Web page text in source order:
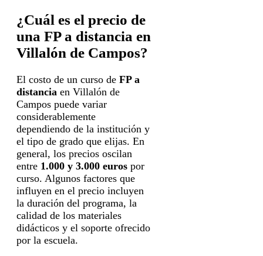
¿Cuál es el precio de
una FP a distancia en
Villalón de Campos?
El costo de un curso de FP a
distancia en Villalón de
Campos puede variar
considerablemente
dependiendo de la institución y
el tipo de grado que elijas. En
general, los precios oscilan
entre 1.000 y 3.000 euros por
curso. Algunos factores que
influyen en el precio incluyen
la duración del programa, la
calidad de los materiales
didácticos y el soporte ofrecido
por la escuela.